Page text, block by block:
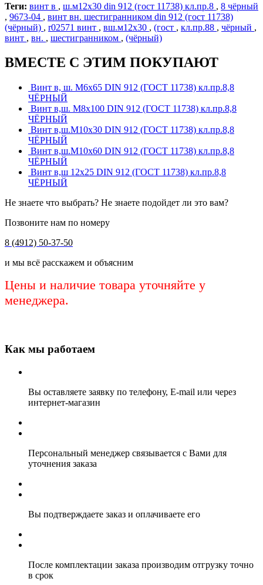
Теги: винт в , ш.м12х30 din 912 (гост 11738) кл.пр.8 , 8 чёрный
, 9673-04 , винт вн. шестигранником din 912 (гост 11738)
(чёрный) , r02571 винт , вш.м12х30 , (гост , кл.пр.88 , чёрный ,
винт , вн. , шестигранником , (чёрный)
ВМЕСТЕ С ЭТИМ ПОКУПАЮТ
Винт в, ш. М6х65 DIN 912 (ГОСТ 11738) кл.пр.8,8
ЧЁРНЫЙ
Винт в,ш. М8х100 DIN 912 (ГОСТ 11738) кл.пр.8,8
ЧЁРНЫЙ
Винт в,ш.М10х30 DIN 912 (ГОСТ 11738) кл.пр.8,8
ЧЁРНЫЙ
Винт в,ш.М10х60 DIN 912 (ГОСТ 11738) кл.пр.8,8
ЧЁРНЫЙ
Винт в,ш 12х25 DIN 912 (ГОСТ 11738) кл.пр.8,8
ЧЁРНЫЙ
Не знаете что выбрать? Не знаете подойдет ли это вам?
Позвоните нам по номеру
8 (4912) 50-37-50
и мы всё расскажем и объясним
Цены и наличие товара уточняйте у
менеджера.
Как мы работаем
Вы оставляете заявку по телефону, E-mail или через
интернет-магазин
Персональный менеджер связывается с Вами для
уточнения заказа
Вы подтверждаете заказ и оплачиваете его
После комплектации заказа производим отгрузку точно
в срок